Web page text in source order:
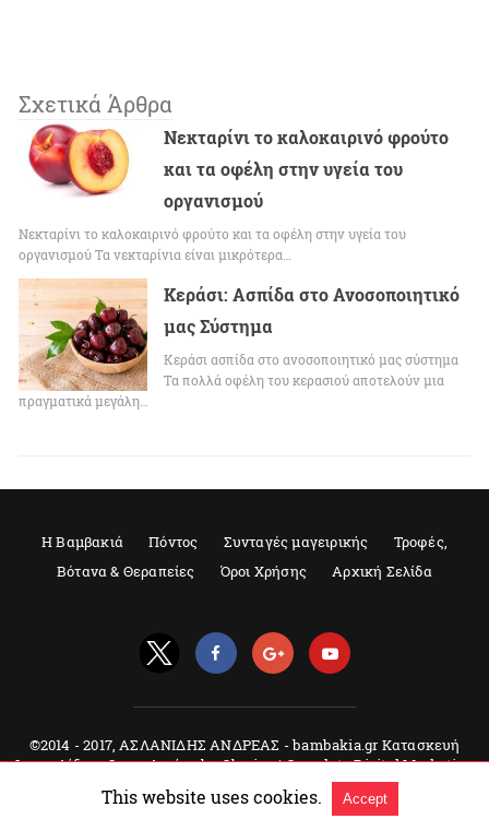
Σχετικά Άρθρα
Νεκταρίνι το καλοκαιρινό φρούτο
και τα οφέλη στην υγεία του
οργανισμού
Νεκταρίνι το καλοκαιρινό φρούτο και τα οφέλη στην υγεία του
οργανισμού Τα νεκταρίνια είναι μικρότερα…
Κεράσι: Ασπίδα στο Ανοσοποιητικό
μας Σύστημα
Κεράσι ασπίδα στο ανοσοποιητικό μας σύστημα
Τα πολλά οφέλη του κερασιού αποτελούν μια
πραγματικά μεγάλη…
Η Βαμβακιά Πόντος Συνταγές μαγειρικής
Τροφές,
Βότανα & Θεραπείες
Όροι Χρήσης Αρχική Σελίδα
©2014 - 2017, ΑΣΛΑΝΙΔΗΣ ΑΝΔΡΕΑΣ - bambakia.gr Κατασκευή
Ιστοσελίδων, Θεσσαλονίκη by Qbrains | Complete Digital Marketing
Δείτε την original έκδοση
This website uses cookies. Accept